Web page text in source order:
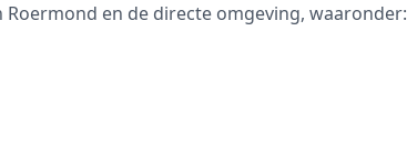
en de directe omgeving, waaronder: